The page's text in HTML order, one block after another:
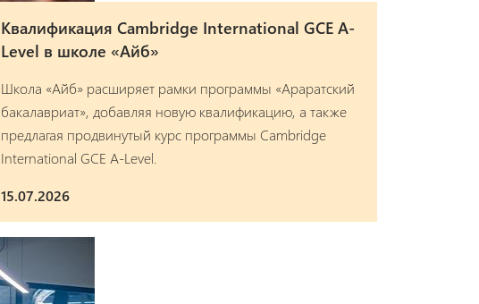
Квалификация Cambridge International GCE A-
Level в школе «Айб»
Школа «Айб» расширяет рамки программы «Араратский
бакалавриат», добавляя новую квалификацию, а также
предлагая продвинутый курс программы Cambridge
International GCE A-Level.
15.07.2026